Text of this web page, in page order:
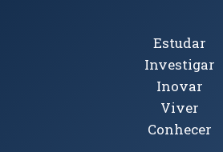
Tópicos Principais
Estudar
Investigar
Inovar
Viver
Conhecer